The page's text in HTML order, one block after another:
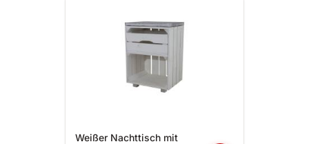
Weißer Nachttisch mit